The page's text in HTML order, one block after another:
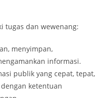
tugas dan wewenang:
menyimpan,
informasi.
publik yang cepat, tepat,
ketentuan